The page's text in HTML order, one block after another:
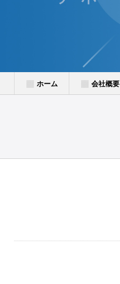
ホーム 会社概要